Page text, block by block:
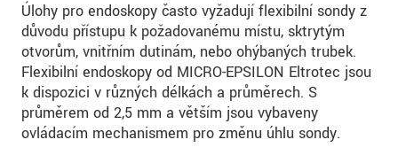
Úlohy pro endoskopy často vyžadují flexibilní sondy z
důvodu přístupu k požadovanému místu, sktrytým
otvorům, vnitřním dutinám, nebo ohýbaných trubek.
Flexibilní endoskopy od MICRO-EPSILON Eltrotec jsou
k dispozici v různých délkách a průměrech. S
průměrem od 2,5 mm a větším jsou vybaveny
ovládacím mechanismem pro změnu úhlu sondy.